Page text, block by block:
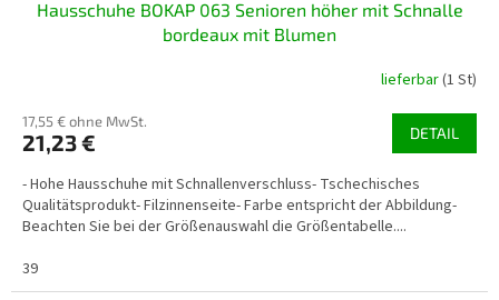
Hausschuhe BOKAP 063 Senioren höher mit Schnalle
bordeaux mit Blumen
lieferbar(1 St)
17,55 € ohne MwSt.
21,23 € DETAIL
- Hohe Hausschuhe mit Schnallenverschluss- Tschechisches
Qualitätsprodukt- Filzinnenseite- Farbe entspricht der Abbildung-
Beachten Sie bei der Größenauswahl die Größentabelle....
39